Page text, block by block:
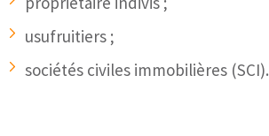
usufruitiers ;
sociétés civiles immobilières (SCI).